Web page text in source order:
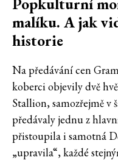
malíku. A jak
historie
Na předávání cen
koberci objevily dvě
Stallion, samozřejmě v
předávaly jednu z
přistoupila i samotná
„upravila“, každé